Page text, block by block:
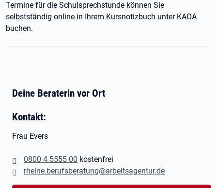
Termine für die Schulsprechstunde können Sie
selbstständig online in Ihrem Kursnotizbuch unter KAOA
buchen.
Deine Beraterin vor Ort
Kontakt:
Frau Evers
0800 4 5555 00 kostenfrei
rheine.berufsberatung@arbeitsagentur.de